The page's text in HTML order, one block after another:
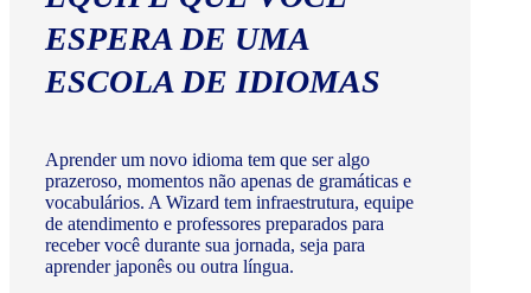
ESPERA DE UMA
ESCOLA DE IDIOMAS
Aprender um novo idioma tem que ser algo
prazeroso, momentos não apenas de gramáticas e
vocabulários. A Wizard tem infraestrutura, equipe
de atendimento e professores preparados para
receber você durante sua jornada, seja para
aprender japonês ou outra língua.